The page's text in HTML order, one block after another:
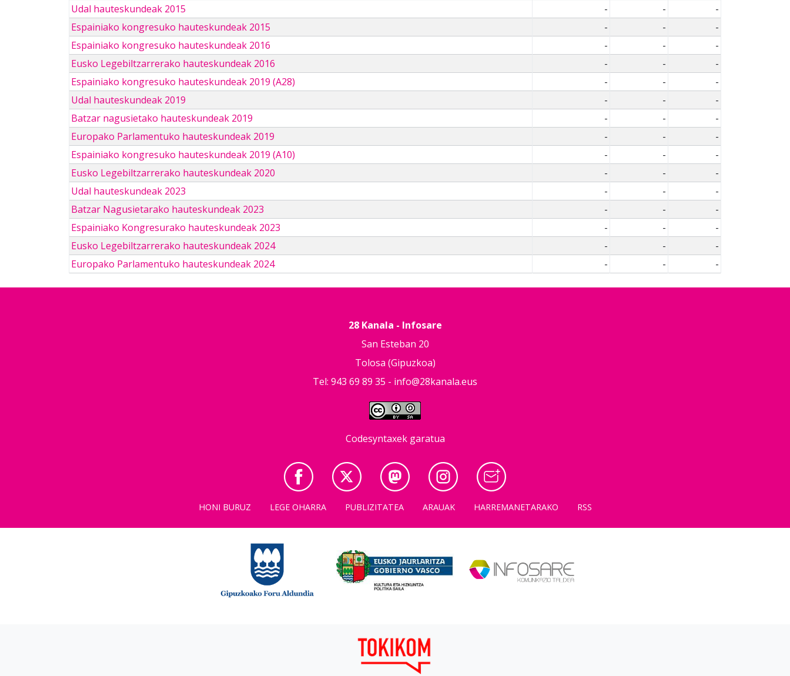
Udal hauteskundeak 2015
- -
-
Espainiako kongresuko hauteskundeak 2015
- -
-
Espainiako kongresuko hauteskundeak 2016
- -
-
Eusko Legebiltzarrerako hauteskundeak 2016
- -
-
Espainiako kongresuko hauteskundeak 2019 (A28)
- -
-
Udal hauteskundeak 2019
- -
-
Batzar nagusietako hauteskundeak 2019
- -
-
Europako Parlamentuko hauteskundeak 2019
- -
-
Espainiako kongresuko hauteskundeak 2019 (A10)
- -
-
Eusko Legebiltzarrerako hauteskundeak 2020
- -
-
Udal hauteskundeak 2023
- -
-
Batzar Nagusietarako hauteskundeak 2023
- -
-
Espainiako Kongresurako hauteskundeak 2023
- -
-
Eusko Legebiltzarrerako hauteskundeak 2024
- -
-
Europako Parlamentuko hauteskundeak 2024
- - -
28 Kanala - Infosare
San Esteban 20
Tolosa (Gipuzkoa)
Tel: 943 69 89 35 - info@28kanala.eus
Codesyntaxek garatua
HONI BURUZ LEGE OHARRA PUBLIZITATEA ARAUAK HARREMANETARAKO RSS